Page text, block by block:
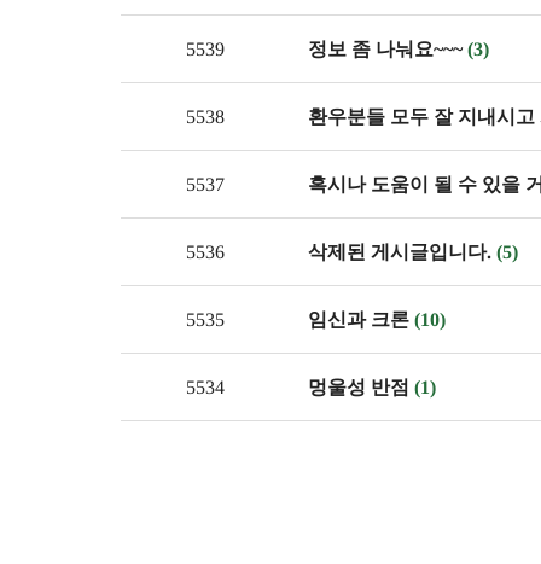
5539 정보 좀 나눠요~~~(3)
5538 환우분들 모두 잘 지내시고
5537 혹시나 도움이 될 수 있을
5536 삭제된 게시글입니다.(5)
5535 임신과 크론(10)
5534 멍울성 반점(1)